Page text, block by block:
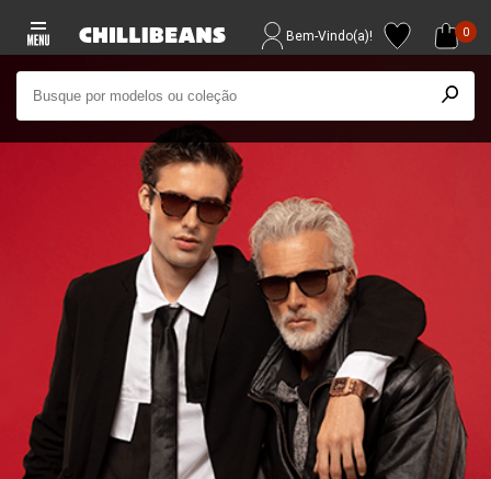
Bem-Vindo(a)! 0